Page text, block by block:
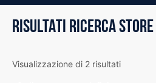
RISULTATI RICERCA STORE
Visualizzazione di 2 risultati